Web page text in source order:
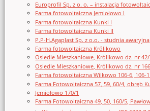
Europrofil Sp. z o. o. – instalacja
Farma fotowoltaiczna Jemiołowo I
Farma fotowoltaiczna Kunki I
Farma fotowoltaiczna Kunki II
P.P-H.Agaplast Sp. z o.o. - studnia awaryjna
Farma fotowoltaiczna Królikowo
Osiedle Mieszkaniowe, Królikowo dz. nr
Osiedle Mieszkaniowe, Królikowo dz. nr
Farma fotowoltaiczna Wilkowo 106-6, 106-
Farma Fotowoltaiczna 57, 59, 60/4, obręb
Jemiołowo 170/1
Farma Fotowoltaiczna 49, 50, 160/5,